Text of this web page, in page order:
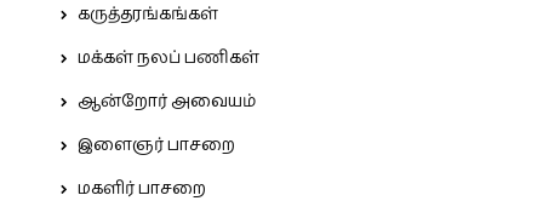
கருத்தரங்கங்கள்
மக்கள் நலப் பணிகள்
ஆன்றோர் அவையம்
இளைஞர் பாசறை
மகளிர் பாசறை